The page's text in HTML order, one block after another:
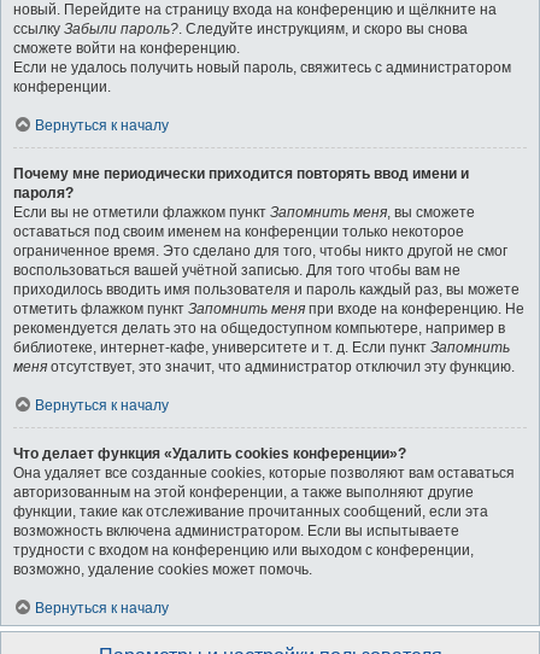
новый. Перейдите на страницу входа на конференцию и щёлкните на
ссылку Забыли пароль?. Следуйте инструкциям, и скоро вы снова
сможете войти на конференцию.
Если не удалось получить новый пароль, свяжитесь с администратором
конференции.
Вернуться к началу
Почему мне периодически приходится повторять ввод имени и
пароля?
Если вы не отметили флажком пункт Запомнить меня, вы сможете
оставаться под своим именем на конференции только некоторое
ограниченное время. Это сделано для того, чтобы никто другой не смог
воспользоваться вашей учётной записью. Для того чтобы вам не
приходилось вводить имя пользователя и пароль каждый раз, вы можете
отметить флажком пункт Запомнить меня при входе на конференцию. Не
рекомендуется делать это на общедоступном компьютере, например в
библиотеке, интернет-кафе, университете и т. д. Если пункт Запомнить
меня отсутствует, это значит, что администратор отключил эту функцию.
Вернуться к началу
Что делает функция «Удалить cookies конференции»?
Она удаляет все созданные cookies, которые позволяют вам оставаться
авторизованным на этой конференции, а также выполняют другие
функции, такие как отслеживание прочитанных сообщений, если эта
возможность включена администратором. Если вы испытываете
трудности с входом на конференцию или выходом с конференции,
возможно, удаление cookies может помочь.
Вернуться к началу